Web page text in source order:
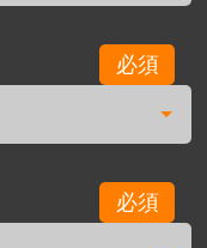
必須
必須